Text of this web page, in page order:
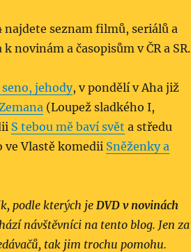
najdete seznam filmů, seriálů a
novinám a časopisům v ČR a SR.
seno, jehody, v pondělí v Aha již
(Loupež sladkého I,
S tebou mě baví svět a středu
ve Vlastě komedii Sněženky a
podle kterých jeDVD v novinách
návštěvníci na tento blog. Jen za
tak jim trochu pomohu.